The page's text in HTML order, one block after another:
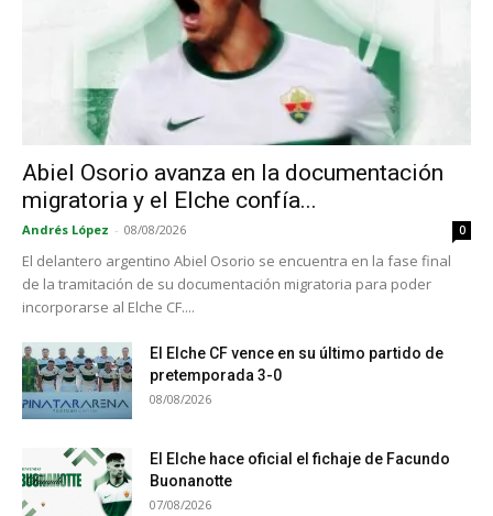
Abiel Osorio avanza en la documentación
migratoria y el Elche confía...
Andrés López - 08/08/2026 0
El delantero argentino Abiel Osorio se encuentra en la fase final
de la tramitación de su documentación migratoria para poder
incorporarse al Elche CF....
El Elche CF vence en su último partido de
pretemporada 3-0
08/08/2026
El Elche hace oficial el fichaje de Facundo
Buonanotte
07/08/2026